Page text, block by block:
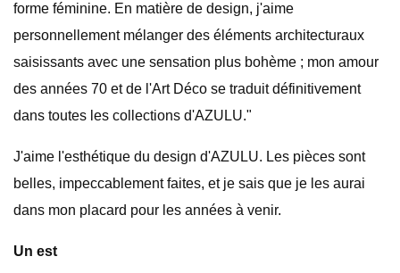
forme féminine. En matière de design, j'aime
personnellement mélanger des éléments architecturaux
saisissants avec une sensation plus bohème ; mon amour
des années 70 et de l'Art Déco se traduit définitivement
dans toutes les collections d'AZULU."
J'aime l'esthétique du design d'AZULU. Les pièces sont
belles, impeccablement faites, et je sais que je les aurai
dans mon placard pour les années à venir.
Un est